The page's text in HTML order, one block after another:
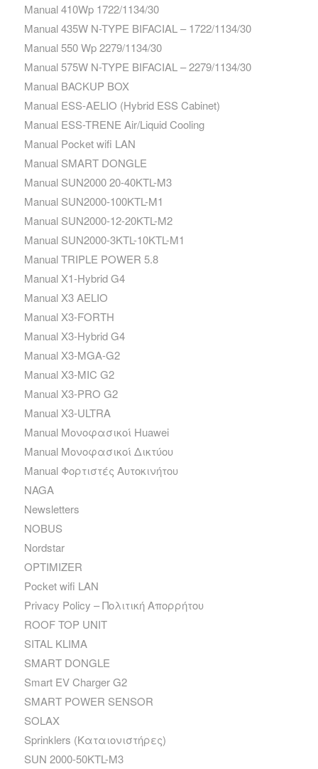
Manual 410Wp 1722/1134/30
Manual 435W N-TYPE BIFACIAL – 1722/1134/30
Manual 550 Wp 2279/1134/30
Manual 575W N-TYPE BIFACIAL – 2279/1134/30
Manual BACKUP BOX
Manual ESS-AELIO (Hybrid ESS Cabinet)
Manual ESS-TRENE Air/Liquid Cooling
Manual Pocket wifi LAN
Manual SMART DONGLE
Manual SUN2000 20-40KTL-M3
Manual SUN2000-100KTL-M1
Manual SUN2000-12-20KTL-M2
Manual SUN2000-3KTL-10KTL-M1
Manual TRIPLE POWER 5.8
Manual X1-Hybrid G4
Manual X3 AELIO
Manual X3-FORTH
Manual X3-Hybrid G4
Manual X3-MGA-G2
Manual X3-MIC G2
Manual X3-PRO G2
Manual X3-ULTRA
Manual Μονοφασικοί Huawei
Manual Μονοφασικοί Δικτύου
Manual Φορτιστές Αυτοκινήτου
NAGA
Newsletters
NOBUS
Nordstar
OPTIMIZER
Pocket wifi LAN
Privacy Policy – Πολιτική Απορρήτου
ROOF TOP UNIT
SITAL KLIMA
SMART DONGLE
Smart EV Charger G2
SMART POWER SENSOR
SOLAX
Sprinklers (Καταιονιστήρες)
SUN 2000-50KTL-M3